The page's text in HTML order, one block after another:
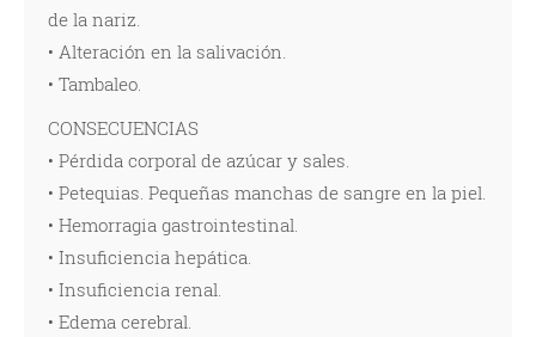
de la nariz.
• Alteración en la salivación.
• Tambaleo.
CONSECUENCIAS
• Pérdida corporal de azúcar y sales.
• Petequias. Pequeñas manchas de sangre en la piel.
• Hemorragia gastrointestinal.
• Insuficiencia hepática.
• Insuficiencia renal.
• Edema cerebral.